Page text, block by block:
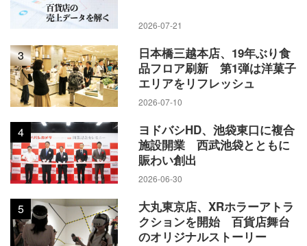
2026-07-21
3
日本橋三越本店、19年ぶり食
品フロア刷新 第1弾は洋菓子
エリアをリフレッシュ
2026-07-10
4
ヨドバシHD、池袋東口に複合
施設開業 西武池袋とともに
賑わい創出
2026-06-30
5
大丸東京店、XRホラーアトラ
クションを開始 百貨店舞台
のオリジナルストーリー